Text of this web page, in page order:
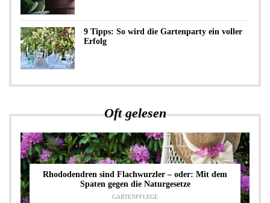
9 Tipps: So wird die Gartenparty ein voller
Erfolg
Oft gelesen
Rhododendren sind Flachwurzler – oder: Mit dem
Spaten gegen die Naturgesetze
GARTENPFLEGE